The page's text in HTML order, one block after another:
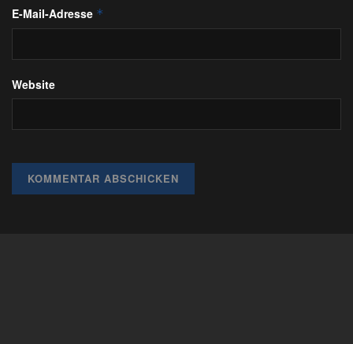
E-Mail-Adresse *
Website